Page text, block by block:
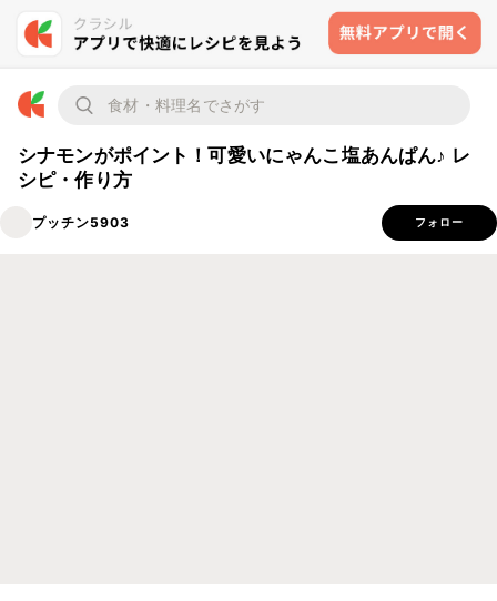
シナモンがポイント！可愛いにゃんこ塩あんぱん♪ レ
シピ・作り方
プッチン5903 フォロー